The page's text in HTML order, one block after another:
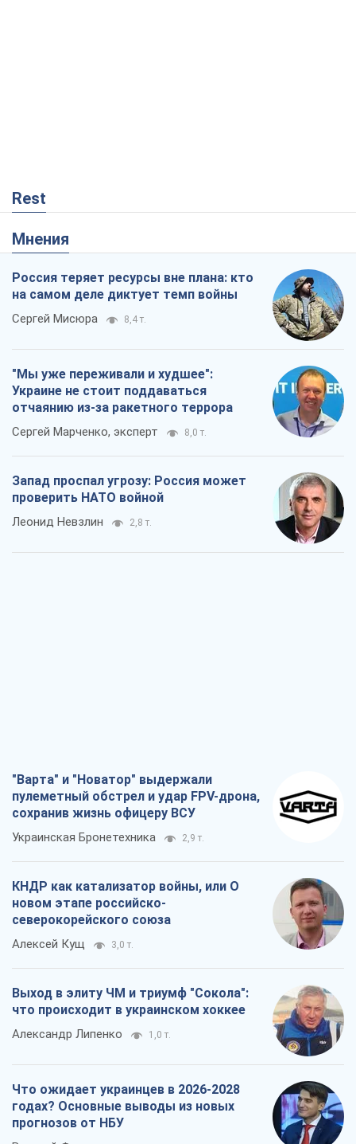
Rest
Мнения
Россия теряет ресурсы вне плана: кто
на самом деле диктует темп войны
Сергей Мисюра 8,4 т.
"Мы уже переживали и худшее":
Украине не стоит поддаваться
отчаянию из-за ракетного террора
Сергей Марченко, эксперт 8,0 т.
Запад проспал угрозу: Россия может
проверить НАТО войной
Леонид Невзлин 2,8 т.
"Варта" и "Новатор" выдержали
пулеметный обстрел и удар FPV-дрона,
сохранив жизнь офицеру ВСУ
Украинская Бронетехника 2,9 т.
КНДР как катализатор войны, или О
новом этапе российско-
северокорейского союза
Алексей Кущ 3,0 т.
Выход в элиту ЧМ и триумф "Сокола":
что происходит в украинском хоккее
Александр Липенко 1,0 т.
Что ожидает украинцев в 2026-2028
годах? Основные выводы из новых
прогнозов от НБУ